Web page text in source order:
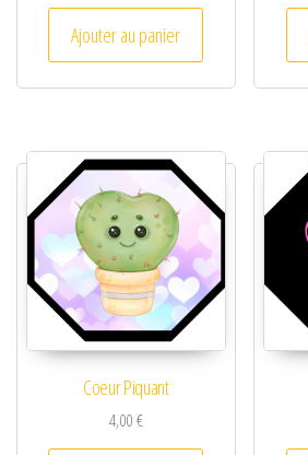
Ajouter au panier
Coeur Piquant
4,00€